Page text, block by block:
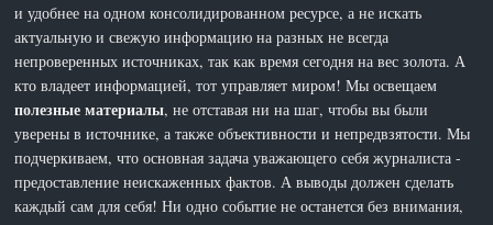
и удобнее на одном консолидированном ресурсе, а не искать
актуальную и свежую информацию на разных не всегда
непроверенных источниках, так как время сегодня на вес золота. А
кто владеет информацией, тот управляет миром! Мы освещаем
полезные материалы, не отставая ни на шаг, чтобы вы были
уверены в источнике, а также объективности и непредвзятости. Мы
подчеркиваем, что основная задача уважающего себя журналиста -
предоставление неискаженных фактов. А выводы должен сделать
каждый сам для себя! Ни одно событие не останется без внимания,